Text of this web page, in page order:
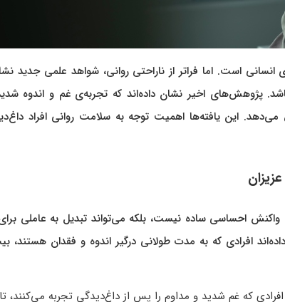
است. اما فراتر از ناراحتی روانی، شواهد علمی جدید
پژوهش‌های اخیر نشان داده‌اند که تجربه‌ی غم و اندوه
این یافته‌ها اهمیت توجه به سلامت روانی افراد
واکنش احساسی ساده نیست، بلکه می‌تواند تبدیل به عاملی
افرادی که به مدت طولانی درگیر اندوه و فقدان هستند،